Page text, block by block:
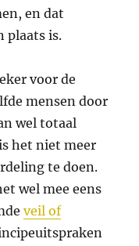
en dat
plaats is.
voor de
mensen door
wel totaal
het niet meer
te doen.
wel mee eens
veil of